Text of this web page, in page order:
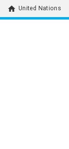
home United Nations